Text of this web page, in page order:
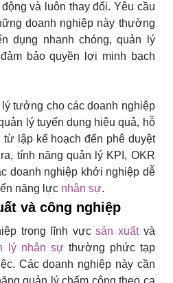
và luôn thay đổi. Yêu cầu
doanh nghiệp này thường
dụng nhanh chóng, quản lý
bảo quyền lợi minh bạch
lý tưởng cho các doanh nghiệp
lý tuyển dụng hiệu quả, hỗ
lập kế hoạch đến phê duyệt
tính năng quản lý KPI, OKR
doanh nghiệp khởi nghiệp dễ
năng lực nhân sự.
và công nghiệp
trong lĩnh vựcsản xuấtvà
lý nhân sựthường phức tạp
Các doanh nghiệp này cần